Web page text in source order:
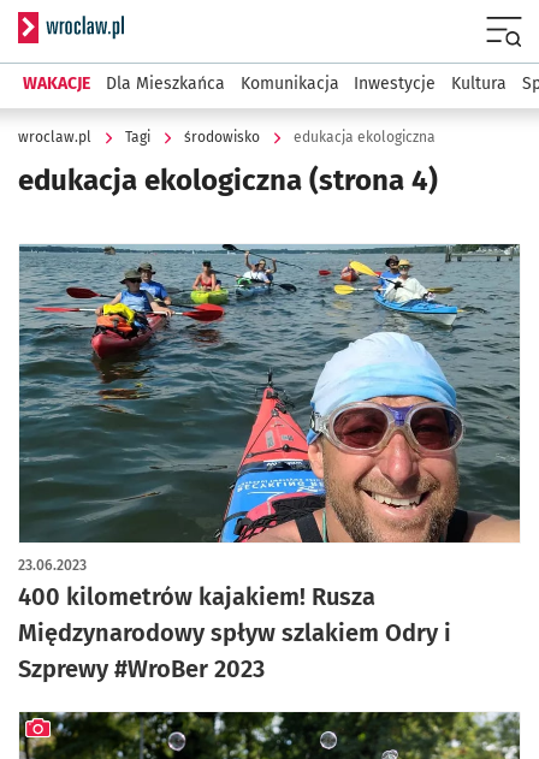
Serwis informacyjny wroclaw.pl
WAKACJE Dla Mieszkańca Komunikacja Inwestycje Kultura
wroclaw.pl Tagi środowisko edukacja ekologiczna
edukacja ekologiczna (strona 4)
400 kilometrów kajakiem! Rusza
Międzynarodowy spływ szlakiem Odry i
Szprewy #WroBer 2023
23.06.2023